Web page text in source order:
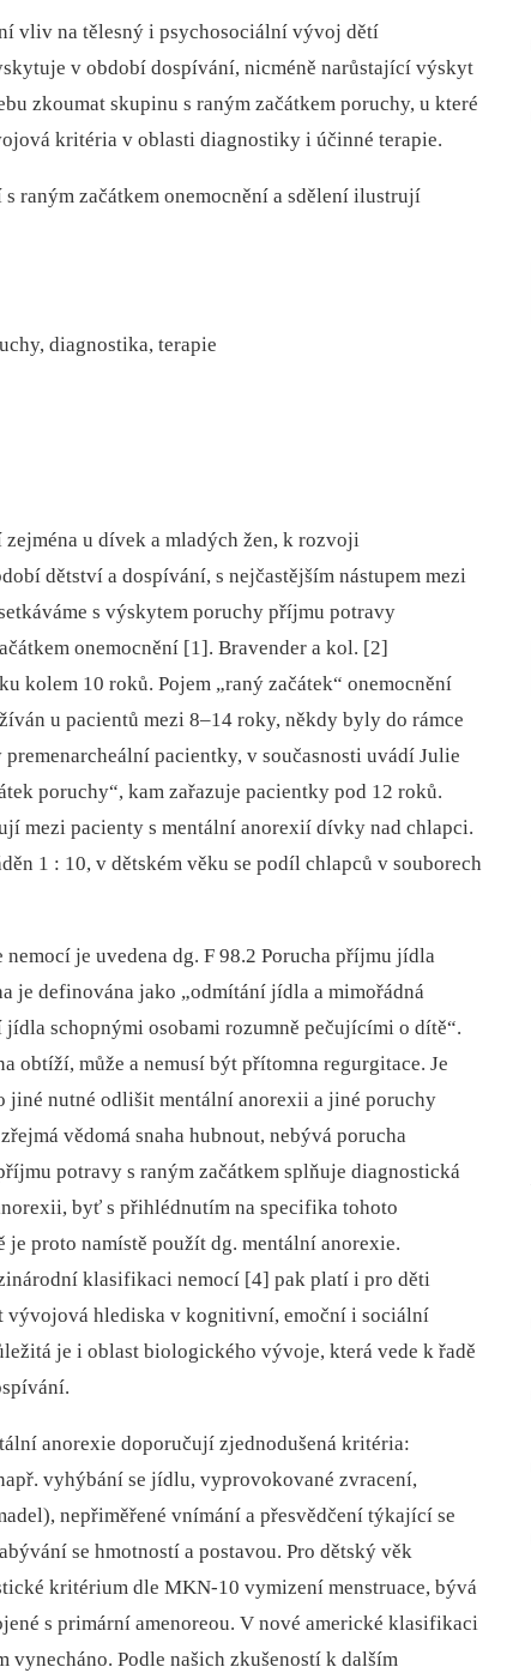
vliv na tělesný i psychosociální vývoj dětí
v období dospívání, nicméně narůstající výskyt
zkoumat skupinu s raným začátkem poruchy, u které
kritéria v oblasti diagnostiky i účinné terapie.
raným začátkem onemocnění a sdělení ilustrují
diagnostika, terapie
u dívek a mladých žen, k rozvoji
dětství a dospívání, s nejčastějším nástupem mezi
s výskytem poruchy příjmu potravy
onemocnění [1]. Bravender a kol. [2]
kolem 10 roků. Pojem „raný začátek“ onemocnění
u pacientů mezi 8–14 roky, někdy byly do rámce
pacientky, v současnosti uvádí Julie
poruchy“, kam zařazuje pacientky pod 12 roků.
mezi pacienty s mentální anorexií dívky nad chlapci.
1 : 10, v dětském věku se podíl chlapců v souborech
je uvedena dg. F 98.2 Porucha příjmu jídla
je definována jako „odmítání jídla a mimořádná
schopnými osobami rozumně pečujícími o dítě“.
obtíží, může a nemusí být přítomna regurgitace. Je
jiné nutné odlišit mentální anorexii a jiné poruchy
vědomá snaha hubnout, nebývá porucha
potravy s raným začátkem splňuje diagnostická
byť s přihlédnutím na specifika tohoto
proto namístě použít dg. mentální anorexie.
klasifikaci nemocí [4] pak platí i pro děti
vývojová hlediska v kognitivní, emoční i sociální
je i oblast biologického vývoje, která vede k řadě
anorexie doporučují zjednodušená kritéria:
vyhýbání se jídlu, vyprovokované zvracení,
nepřiměřené vnímání a přesvědčení týkající se
se hmotností a postavou. Pro dětský věk
kritérium dle MKN-10 vymizení menstruace, bývá
s primární amenoreou. V nové americké klasifikaci
Podle našich zkušeností k dalším